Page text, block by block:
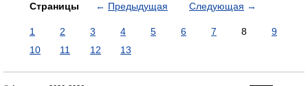
Страницы ← Предыдущая Следующая →
1 2 3 4 5 6 7 8
9
10
11 12 13